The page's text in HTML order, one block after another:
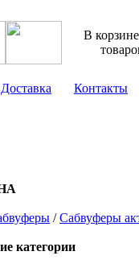
В
Доставка Контакты
/Сабвуферы
категории